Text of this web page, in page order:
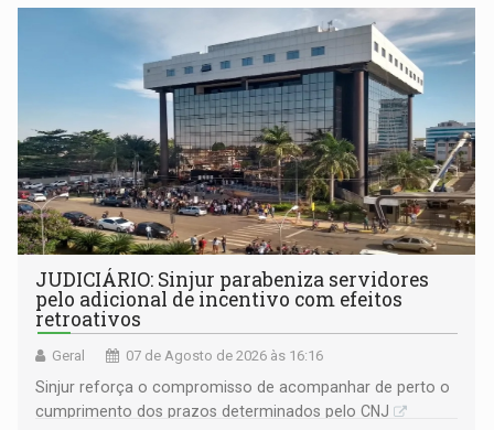
JUDICIÁRIO: Sinjur parabeniza servidores
pelo adicional de incentivo com efeitos
retroativos
Geral 07 de Agosto de 2026 às 16:16
Sinjur reforça o compromisso de acompanhar de perto o
cumprimento dos prazos determinados pelo CNJ